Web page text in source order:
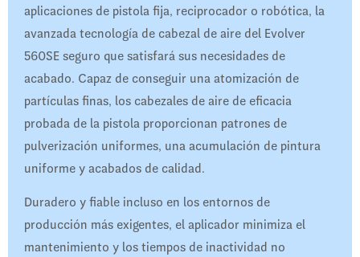
aplicaciones de pistola fija, reciprocador o robótica, la
avanzada tecnología de cabezal de aire del Evolver
560SE seguro que satisfará sus necesidades de
acabado. Capaz de conseguir una atomización de
partículas finas, los cabezales de aire de eficacia
probada de la pistola proporcionan patrones de
pulverización uniformes, una acumulación de pintura
uniforme y acabados de calidad.
Duradero y fiable incluso en los entornos de
producción más exigentes, el aplicador minimiza el
mantenimiento y los tiempos de inactividad no